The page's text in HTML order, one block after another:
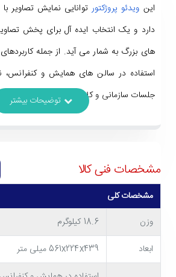
این ویدئو پروژکتور
دارد و یک انتخاب ایده آل برای پخش
های بزرگ به شمار می آید. از جمله
استفاده در سالن های همایش و کنفرانس،
جلسات سازمانی و کلاس های آموزشی بزرگ
انعطاف بالایی در هنگام نصب برخوردار
خروجی متعدد و مجهز بودن به منبع پخش
هستند که در ادامه بیشتر به بررسی آنها می
مشخصات فنی کالا
مشخصات کلی
وزن
18.6 کیلوگرم
ابعاد
561x224x439 میلی متر